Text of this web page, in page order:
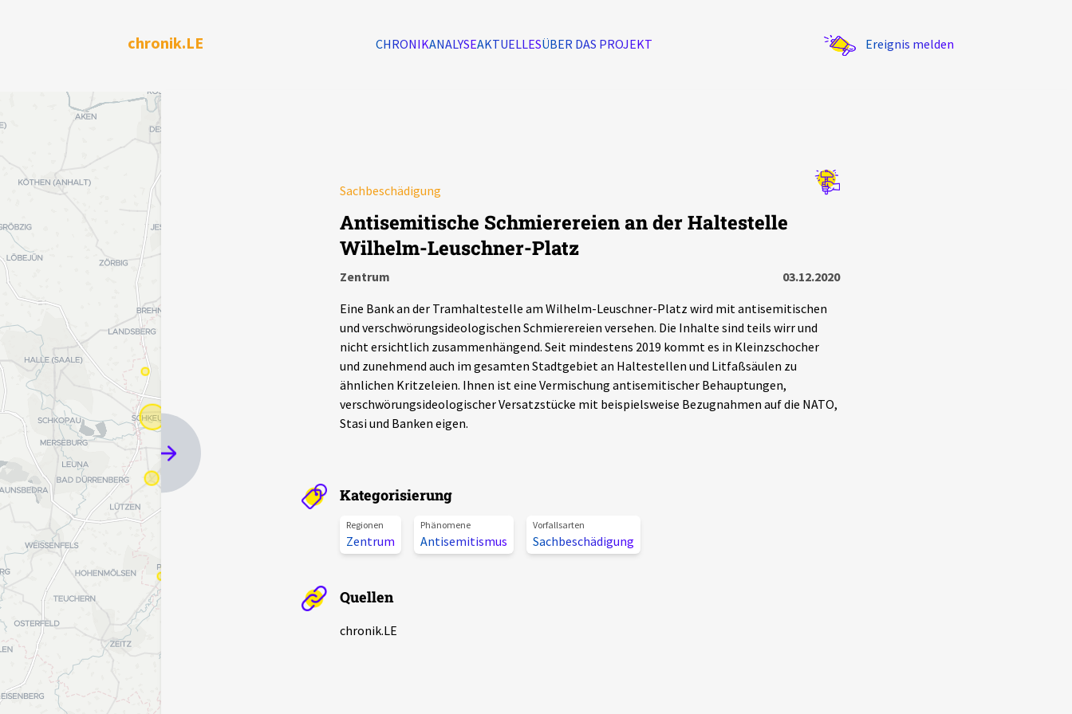
chronik.LE CHRONIKANALYSEAKTUELLESÜBER DAS PROJEKT Ereignis melden
Sachbeschädigung
Antisemitische Schmierereien an der Haltestelle
Wilhelm-Leuschner-Platz
Zentrum
03.12.2020
Eine Bank an der Tramhaltestelle am Wilhelm-Leuschner-Platz wird mit antisemitischen
und verschwörungsideologischen Schmierereien versehen. Die Inhalte sind teils wirr und
nicht ersichtlich zusammenhängend. Seit mindestens 2019 kommt es in Kleinzschocher
und zunehmend auch im gesamten Stadtgebiet an Haltestellen und Litfaßsäulen zu
ähnlichen Kritzeleien. Ihnen ist eine Vermischung antisemitischer Behauptungen,
verschwörungsideologischer Versatzstücke mit beispielsweise Bezugnahmen auf die NATO,
Stasi und Banken eigen.
Kategorisierung
Regionen
Zentrum
Phänomene
Antisemitismus
Vorfallsarten
Sachbeschädigung
Quellen
chronik.LE